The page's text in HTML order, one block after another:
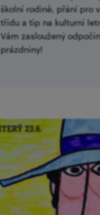
školní rodině, přání pro
třídu a tip na kulturní
Vám zasloužený
prázdniny!